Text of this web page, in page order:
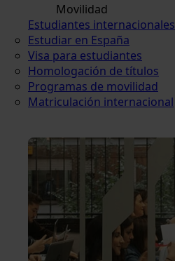
Movilidad
Estudiantes internacionales
Estudiar en España
Visa para estudiantes
Homologación de títulos
Programas de movilidad
Matriculación internacional